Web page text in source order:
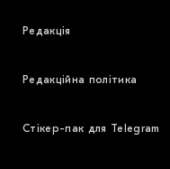
Редакція
Редакційна політика
Стікер-пак для Telegram